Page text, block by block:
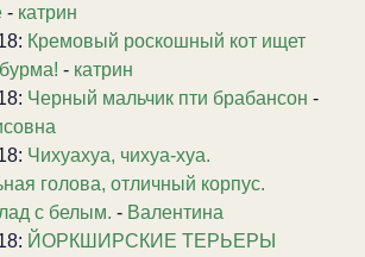
- катрин
Кремовый роскошный кот ищет
- катрин
Черный мальчик пти брабансон -
Чихуахуа, чихуа-хуа.
голова, отличный корпус.
с белым. - Валентина
ЙОРКШИРСКИЕ ТЕРЬЕРЫ